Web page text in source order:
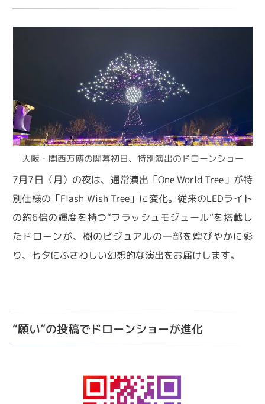
大阪・関西万博の開幕初日、特別演出のドローンショー
7月7日（月）の夜は、通常演出「One World Tree」が特
別仕様の「Flash Wish Tree」に変化。従来のLEDライト
の約6倍の輝度を持つ“フラッシュモジュール”を搭載し
たドローンが、樹のビジュアルの一部を煌びやかに彩
り、七夕にふさわしい幻想的な演出をお届けします。
“願い”の投稿でドローンショーが進化